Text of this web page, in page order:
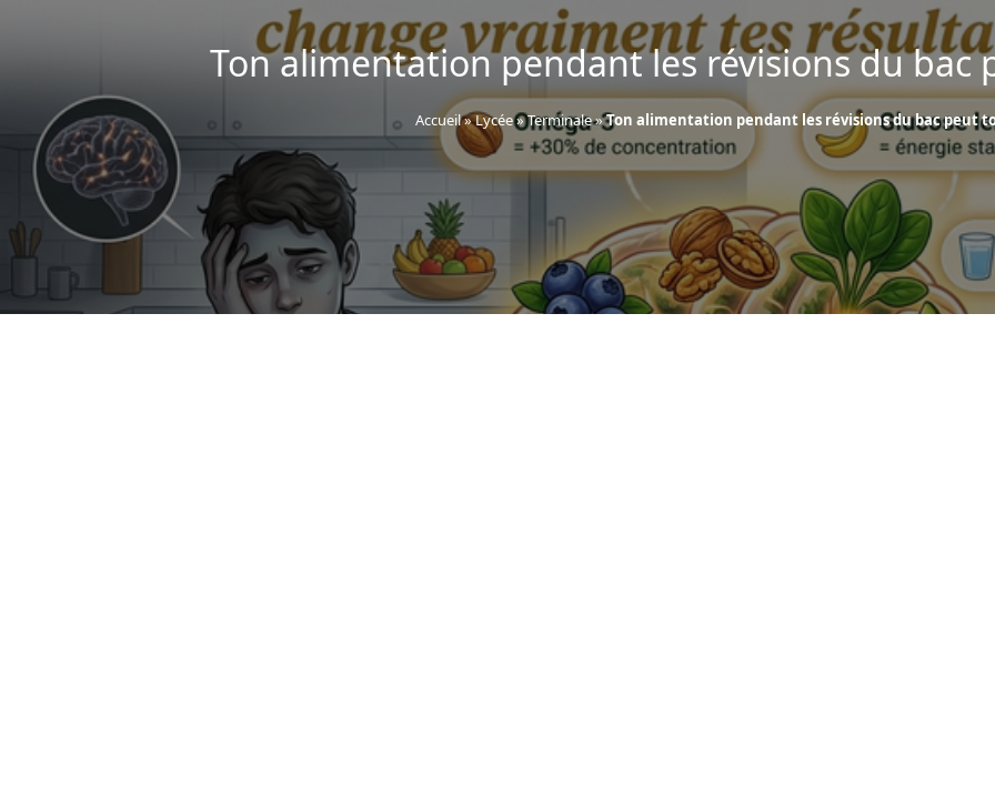
Ton alimentation pendant les révisions du bac
Accueil»Lycée»Terminale»Ton alimentation pendant les révisions du bac peut